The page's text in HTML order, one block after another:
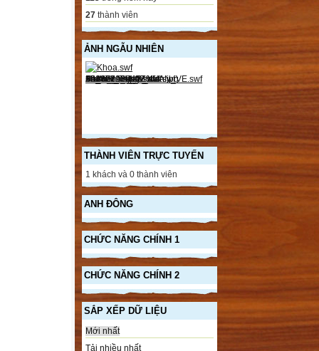
27 thành viên
ẢNH NGẪU NHIÊN
THÀNH VIÊN TRỰC TUYẾN
1 khách và 0 thành viên
ANH ĐÔNG
CHỨC NĂNG CHÍNH 1
CHỨC NĂNG CHÍNH 2
SẮP XẾP DỮ LIỆU
Mới nhất
Tải nhiều nhất